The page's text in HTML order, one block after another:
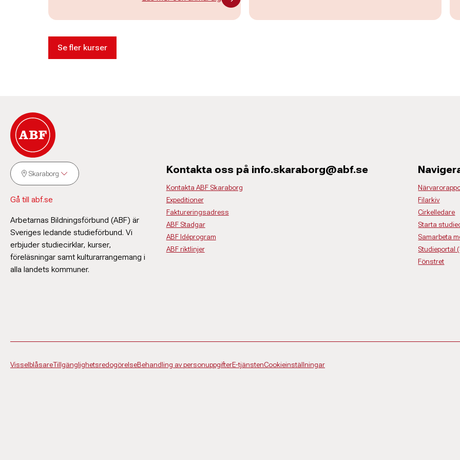
Se fler kurser
Skaraborg
Gå till abf.se
Arbetarnas Bildningsförbund (ABF) är
Sveriges ledande studieförbund. Vi
erbjuder studiecirklar, kurser,
föreläsningar samt kulturarrangemang i
alla landets kommuner.
Kontakta oss på info.skaraborg@abf.se
Kontakta ABF Skaraborg
Expeditioner
Faktureringsadress
ABF Stadgar
ABF Idéprogram
ABF riktlinjer
Filarkiv
Cirkelledare
Starta
Samarbeta
Studieportal
Fönstret
VisselblåsareTillgänglighetsredogörelseBehandling av personuppgifterE-tjänstenCookieinställningar